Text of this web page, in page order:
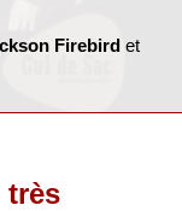
Firebirdet
très